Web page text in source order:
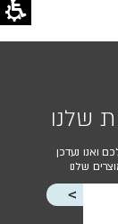
שלנו
ואנו נעדכן
שלנו
<